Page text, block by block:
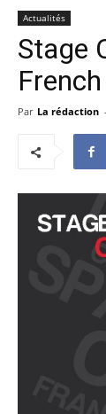
Actualités
Stage
Par La rédaction -